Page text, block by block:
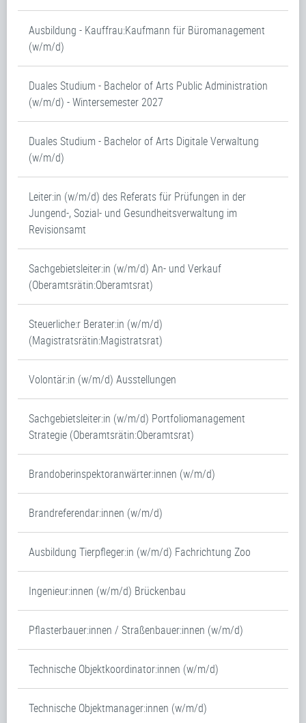
Ausbildung - Kauffrau:Kaufmann für Büromanagement
(w/m/d)
Duales Studium - Bachelor of Arts Public Administration
(w/m/d) - Wintersemester 2027
Duales Studium - Bachelor of Arts Digitale Verwaltung
(w/m/d)
Leiter:in (w/m/d) des Referats für Prüfungen in der
Jungend-, Sozial- und Gesundheitsverwaltung im
Revisionsamt
Sachgebietsleiter:in (w/m/d) An- und Verkauf
(Oberamtsrätin:Oberamtsrat)
Steuerliche:r Berater:in (w/m/d)
(Magistratsrätin:Magistratsrat)
Volontär:in (w/m/d) Ausstellungen
Sachgebietsleiter:in (w/m/d) Portfoliomanagement
Strategie (Oberamtsrätin:Oberamtsrat)
Brandoberinspektoranwärter:innen (w/m/d)
Brandreferendar:innen (w/m/d)
Ausbildung Tierpfleger:in (w/m/d) Fachrichtung Zoo
Ingenieur:innen (w/m/d) Brückenbau
Pflasterbauer:innen / Straßenbauer:innen (w/m/d)
Technische Objektkoordinator:innen (w/m/d)
Technische Objektmanager:innen (w/m/d)